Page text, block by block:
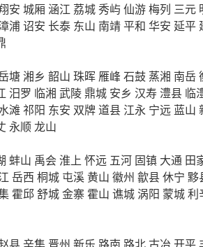
安 城厢 涵江 荔城秀屿仙游梅列 三元
浦诏安 长泰 东山 南靖平和 华安 延平
塘湘乡 韶山 珠晖 雁峰 石鼓 蒸湘 南岳
汨罗 临湘 武陵鼎城 安乡 汉寿 澧县 临
滩 祁阳 东安 双牌道县 江永 宁远 蓝山
永顺龙山
蚌山 禹会淮上 怀远 五河 固镇 大通 田
岳西 桐城 屯溪黄山 徽州 歙县休宁 黟
霍邱舒城金寨 霍山 谯城 涡阳 蒙城利
县辛集 晋州 新乐 路南 路北古冶 开平